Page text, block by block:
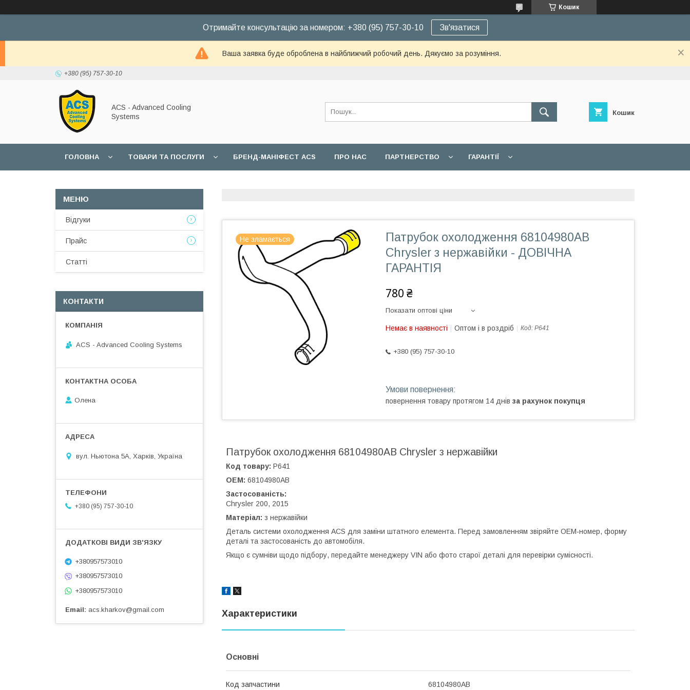
Кошик
Отримайте консультацію за номером: +380 (95) 757-30-10 Зв'язатися
Ваша заявка буде оброблена в найближчий робочий день. Дякуємо за розуміння.
+380 (95) 757-30-10
ACS - Advanced Cooling
Systems
Кошик
ГОЛОВНА ТОВАРИ ТА ПОСЛУГИ БРЕНД-МАНІФЕСТ ACS ПРО НАС ПАРТНЕРСТВО ГАРАНТІЇ
Не зламається
Патрубок охолодження 68104980AB
Chrysler з нержавійки - ДОВІЧНА
ГАРАНТІЯ
780 ₴
Показати оптові ціни
Немає в наявності Оптом і в роздріб Код: Р641
+380 (95) 757-30-10
повернення товару протягом 14 днів за рахунок покупця
Патрубок охолодження 68104980AB Chrysler з нержавійки
Код товару: Р641
OEM: 68104980AB
Застосованість:
Chrysler 200, 2015
Матеріал: з нержавійки
Деталь системи охолодження ACS для заміни штатного елемента. Перед замовленням звіряйте OEM-номер, форму
деталі та застосованість до автомобіля.
Якщо є сумніви щодо підбору, передайте менеджеру VIN або фото старої деталі для перевірки сумісності.
Характеристики
Основні
Код запчастини 68104980AB
Відгуки
Прайс
Статті
КОНТАКТИ
ACS - Advanced Cooling Systems
Олена
вул. Ньютона 5А, Харків, Україна
+380 (95) 757-30-10
+380957573010
+380957573010
+380957573010
Email acs.kharkov@gmail.com